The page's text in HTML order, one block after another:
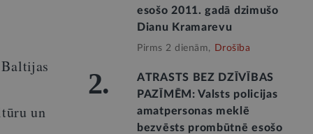
un
esošo 2011. gadā dzimušo
Dianu Kramarevu
Pirms 2 dienām, Drošība
2.
ATRASTS BEZ DZĪVĪBAS
PAZĪMĒM: Valsts policijas
amatpersonas meklē
bezvēsts prombūtnē esošo